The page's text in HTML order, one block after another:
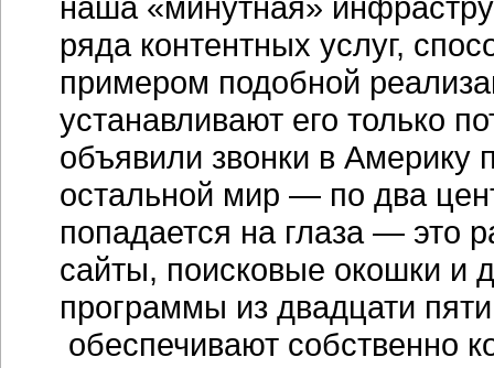
ряда контентных услуг,
примером подобной
устанавливают его только
объявили звонки в Америку
остальной мир — по два
попадается на глаза — это
сайты, поисковые окошки и
программы из двадцати
обеспечивают собственно